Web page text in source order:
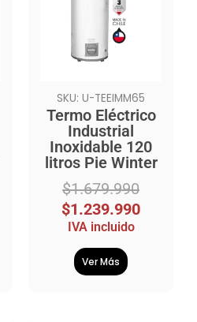
SKU: U-TEEIMM65
Termo Eléctrico
Industrial
Inoxidable 120
litros Pie Winter
$1.679.990
$1.679.990.
$1.239.990
$1.239.990.
IVA incluido
Ver Más